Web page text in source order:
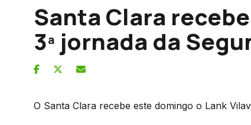
Santa Clara
3ª jornada da
O Santa Clara recebe este domingo o Lank